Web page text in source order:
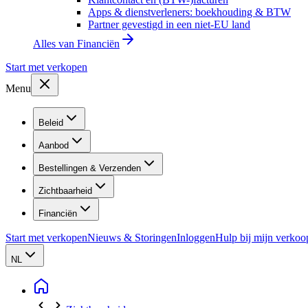
Apps & dienstverleners: boekhouding & BTW
Partner gevestigd in een niet-EU land
Alles van Financiën
Start met verkopen
Menu
Beleid
Aanbod
Bestellingen & Verzenden
Zichtbaarheid
Financiën
Start met verkopenNieuws & StoringenInloggenHulp bij mijn
NL